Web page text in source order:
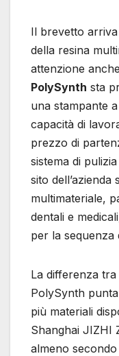
Il brevetto
della resina
attenzione
PolySynth sta
una stampante
capacità di
prezzo di
sistema di
sito dell’azienda
multimateriale,
dentali e
per la sequenza
La differenza
PolySynth
più materiali
Shanghai JIZHI
almeno